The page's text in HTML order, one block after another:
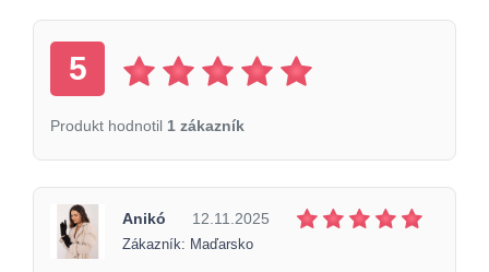
5
Produkt hodnotil 1 zákazník
Anikó 12.11.2025
Zákazník: Maďarsko